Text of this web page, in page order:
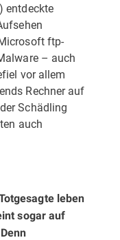
entdeckte
ftp-
– auch
vor allem
Rechner auf
Schädling
auch
leben
sogar auf